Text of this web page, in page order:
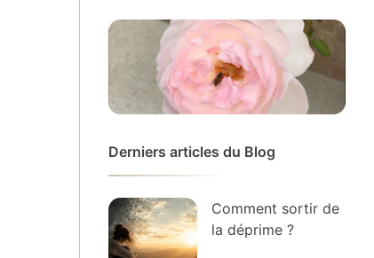
Derniers articles du Blog
Comment sortir de
la déprime ?